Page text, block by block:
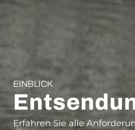
EINBLICK
Erfahren Sie alle